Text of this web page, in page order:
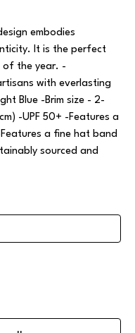
embodies
It is the perfect
of the year. -
with everlasting
Blue -Brim size - 2-
-UPF 50+ -Features a
a fine hat band
sourced and